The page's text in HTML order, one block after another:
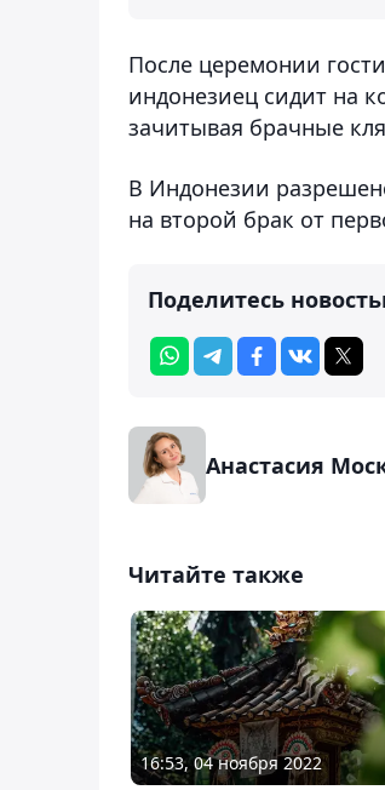
После церемонии
индонезиец сидит на
зачитывая брачные
В Индонезии
на второй брак от
Поделитесь
Анастасия
Читайте также
16:53, 04 ноября 2022